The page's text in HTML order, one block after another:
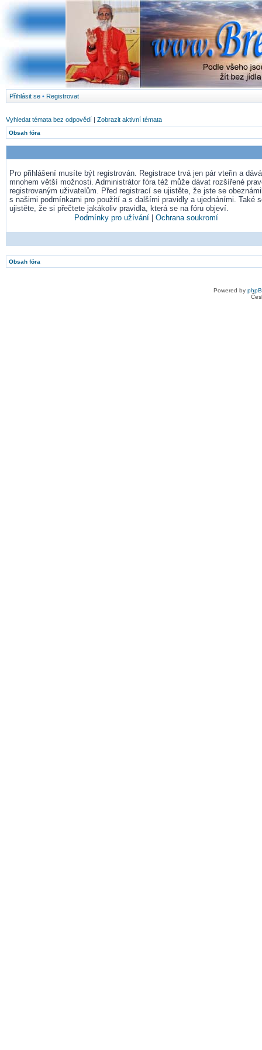
Přihlásit se • Registrovat
Vyhledat témata bez odpovědí | Zobrazit aktivní témata
Obsah fóra
Pro přihlášení musíte být registrován. Registrace trvá jen pár vteřin a
mnohem větší možnosti. Administrátor fóra též může dávat rozšířené
registrovaným uživatelům. Před registrací se ujistěte, že jste se
s našimi podmínkami pro použití a s dalšími pravidly a ujednáními. Také
ujistěte, že si přečtete jakákoliv pravidla, která se na fóru objeví.
Podmínky pro užívání
Ochrana soukromí
Obsah fóra
Powered by